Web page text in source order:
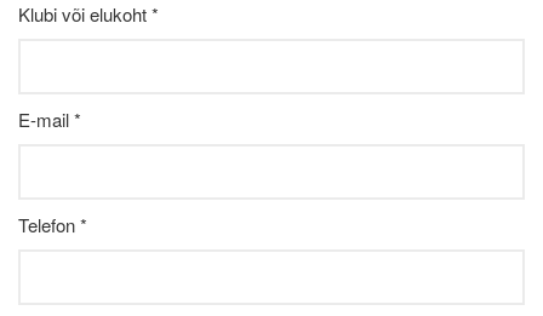
Klubi või elukoht *
E-mail *
Telefon *